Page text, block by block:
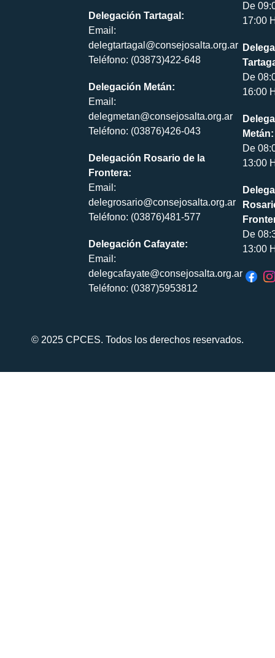
Delegación Tartagal:
Email:
delegtartagal@consejosalta.org.ar
Teléfono: (03873)422-648
Delegación Metán:
Email:
delegmetan@consejosalta.org.ar
Teléfono: (03876)426-043
Delegación Rosario de la
Frontera:
Email:
delegrosario@consejosalta.org.ar
Teléfono: (03876)481-577
Delegación Cafayate:
Email:
delegcafayate@consejosalta.org.ar
Teléfono: (0387)5953812
De
17:00
De
16:00
Metán:
De
13:00
De
13:00
© 2025 CPCES. Todos los derechos reservados.